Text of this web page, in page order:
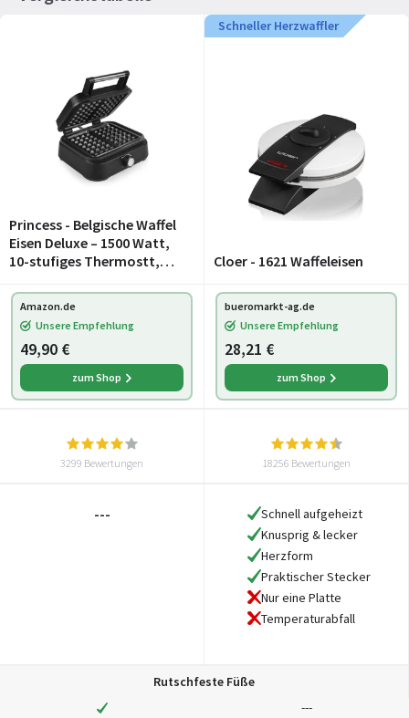
Princess - Belgische Waffel
Eisen Deluxe – 1500 Watt,
10-stufiges Thermostt,
cm, für 2 Waffeln, Matt
Schwarz, 132398
Schneller Herzwaffler
Cloer - 1621 Waffeleisen
Amazon.de
Unsere Empfehlung
49,90 €
zum Shop
bueromarkt-ag.de
Unsere Empfehlung
28,21 €
zum Shop
3299 Bewertungen 18256 Bewertungen
---
Schnell aufgeheizt
Knusprig & lecker
Herzform
Praktischer Stecker
Nur eine Platte
Temperaturabfall
Rutschfeste Füße
---